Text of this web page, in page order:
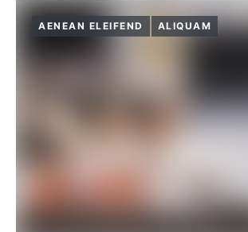
AENEAN ELEIFEND ALIQUAM